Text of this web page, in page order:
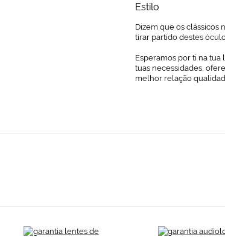
Estilo
Dizem que os clássicos
tirar partido destes
Esperamos por ti na tua
tuas necessidades,
melhor relação